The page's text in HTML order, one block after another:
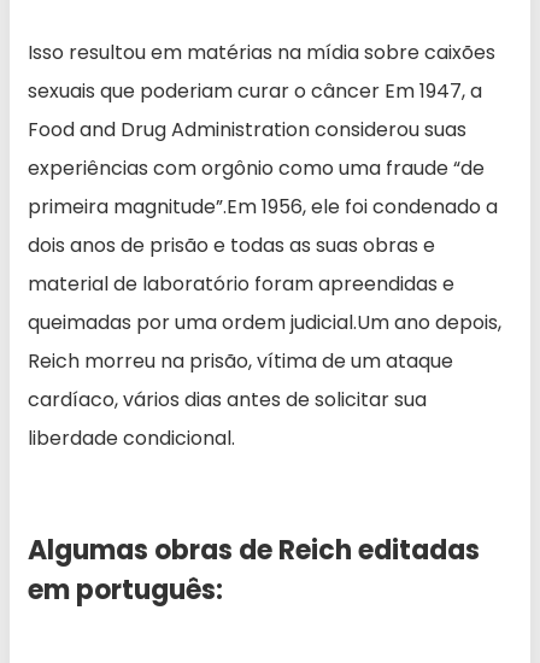
Isso resultou em matérias na mídia sobre caixões
sexuais que poderiam curar o câncer Em 1947, a
Food and Drug Administration considerou suas
experiências com orgônio como uma fraude “de
primeira magnitude”.Em 1956, ele foi condenado a
dois anos de prisão e todas as suas obras e
material de laboratório foram apreendidas e
queimadas por uma ordem judicial.Um ano depois,
Reich morreu na prisão, vítima de um ataque
cardíaco, vários dias antes de solicitar sua
liberdade condicional.
Algumas obras de Reich editadas
em português: